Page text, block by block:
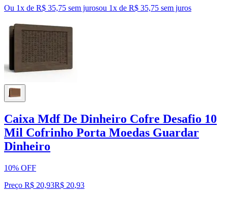
Ou 1x de R$ 35,75 sem jurosou 1x de R$ 35,75 sem juros
Caixa Mdf De Dinheiro Cofre Desafio 10
Mil Cofrinho Porta Moedas Guardar
Dinheiro
10% OFF
Preço R$ 20,93R$ 20,93